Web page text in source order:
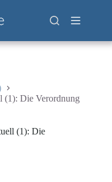
(1): Die Verordnung
(1): Die